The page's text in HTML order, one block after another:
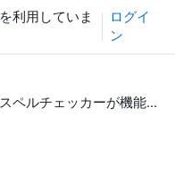
利用していま
ログイ
ン
texworksでスペルチェッカーが機能しない